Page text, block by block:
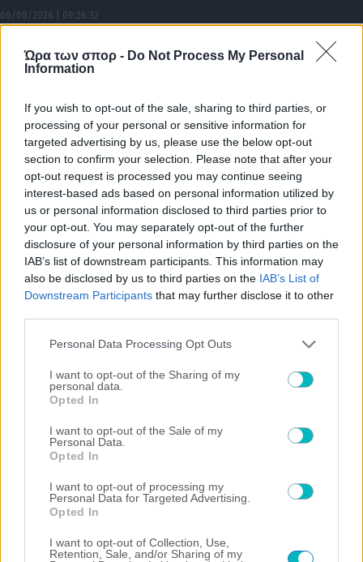
Ώρα των σπορ - Do Not Process My Personal
Information
If you wish to opt-out of the sale, sharing to third parties, or
processing of your personal or sensitive information for
targeted advertising by us, please use the below opt-out
section to confirm your selection. Please note that after your
opt-out request is processed you may continue seeing
interest-based ads based on personal information utilized by
us or personal information disclosed to third parties prior to
your opt-out. You may separately opt-out of the further
disclosure of your personal information by third parties on the
IAB’s list of downstream participants. This information may
also be disclosed by us to third parties on the IAB’s List of
Downstream Participants that may further disclose it to other
Please note that this website/app uses one or more Google
not limited to your visit or usage behaviour. You may click to
grant or deny consent to Google and its third-party tags to
use your data for below specified purposes in below Google
consent section.
Personal Data Processing Opt Outs
I want to opt-out of the Sharing of my
personal data.
Opted In
I want to opt-out of the Sale of my
Personal Data.
Opted In
I want to opt-out of processing my
Personal Data for Targeted Advertising.
Opted In
I want to opt-out of Collection, Use,
Retention, Sale, and/or Sharing of my
06/08/2026 | 09:26:32
Τα έκανε «μαντάρα» ο Παναθηναϊκός, γλίτωσε με ισοπαλία από την
ΤΣΣΚΑ 1948!
Κώστας Τσίλης
Ας την κάνουμε λοιπόν την κουβέντα για τους απέναντι
05/08/2026 | 23:00:43
ΠΟΔΟΣΦΑΙΡΟ ΑΕΚ
Υπέγραψε στην Αϊντχόφεν ο Κόστιτς
05/08/2026 | 22:22:13
ΔΙΕΘΝΗ
Άμεση απάντηση της ΤΣΣΚΑ 1948 ισοφάρισε 1-1 (VIDEO)
Άνοιξε το σκορ ο Γιάγκουσιτς, 1-0 ο Παναθηναϊκός την ΤΣΣΚΑ (VIDEO)